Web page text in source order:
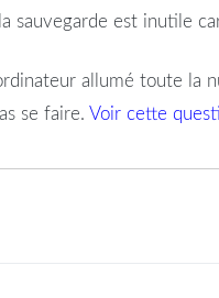
la sauvegarde est inutile
allumé toute la
se faire. Voir cette